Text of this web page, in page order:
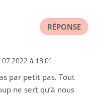
RÉPONSE
à 13:01
par petit pas. Tout
ne sert qu’à nous